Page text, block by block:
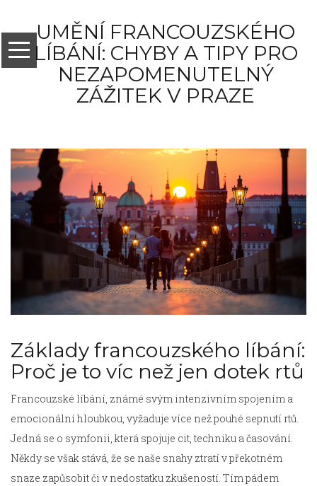
UMĚNÍ FRANCOUZSKÉHO
LÍBÁNÍ: CHYBY A TIPY PRO
NEZAPOMENUTELNÝ
ZÁŽITEK V PRAZE
Základy francouzského líbání:
Proč je to víc než jen dotek rtů
Francouzské líbání, známé svým intenzivním spojením a
emocionální hloubkou, vyžaduje více než pouhé sepnutí rtů.
Jedná se o symfonii, která spojuje cit, techniku a časování.
Někdy se však stává, že se naše snahy ztratí v překotném
snaze zapůsobit či v nedostatku zkušeností. Tím pádem